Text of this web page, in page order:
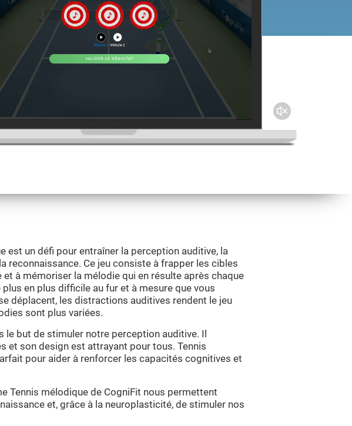
est un défi pour entraîner la perception auditive, la
reconnaissance. Ce jeu consiste à frapper les cibles
et à mémoriser la mélodie qui en résulte après chaque
en plus difficile au fur et à mesure que vous
déplacent, les distractions auditives rendent le jeu
sont plus variées.
le but de stimuler notre perception auditive. Il
et son design est attrayant pour tous. Tennis
pour aider à renforcer les capacités cognitives et
Tennis mélodique de CogniFit nous permettent
et, grâce à la neuroplasticité, de stimuler nos